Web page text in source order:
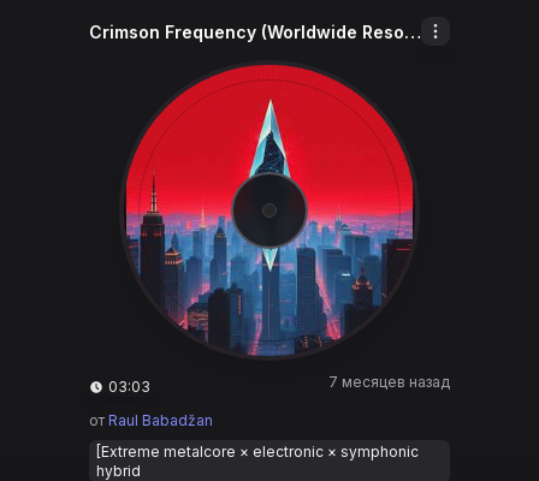
Crimson Frequency (Worldwide Resonance)
03:03 7 месяцев назад
от Raul Babadžan
[Extreme metalcore × electronic × symphonic
hybrid